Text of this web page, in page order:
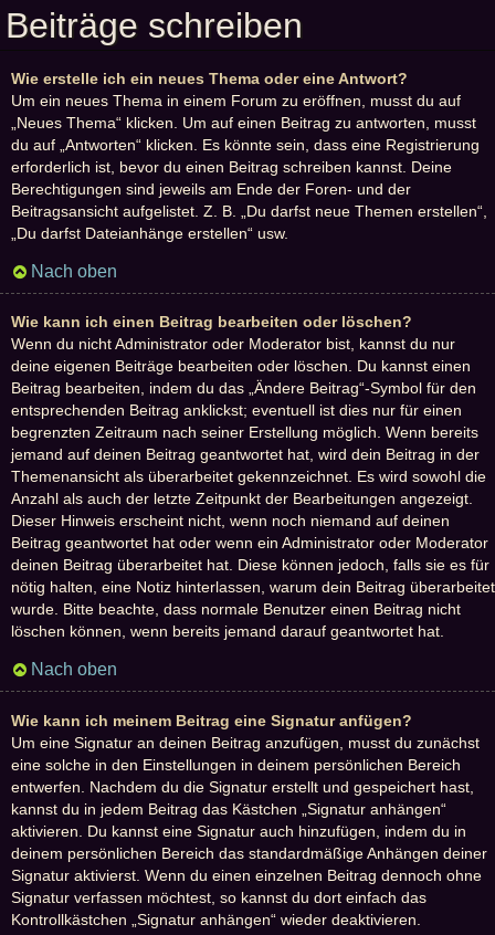
Beiträge schreiben
Wie erstelle ich ein neues Thema oder eine Antwort?
Um ein neues Thema in einem Forum zu eröffnen, musst du auf
„Neues Thema“ klicken. Um auf einen Beitrag zu antworten, musst
du auf „Antworten“ klicken. Es könnte sein, dass eine Registrierung
erforderlich ist, bevor du einen Beitrag schreiben kannst. Deine
Berechtigungen sind jeweils am Ende der Foren- und der
Beitragsansicht aufgelistet. Z. B. „Du darfst neue Themen erstellen“,
„Du darfst Dateianhänge erstellen“ usw.
Nach oben
Wie kann ich einen Beitrag bearbeiten oder löschen?
Wenn du nicht Administrator oder Moderator bist, kannst du nur
deine eigenen Beiträge bearbeiten oder löschen. Du kannst einen
Beitrag bearbeiten, indem du das „Ändere Beitrag“-Symbol für den
entsprechenden Beitrag anklickst; eventuell ist dies nur für einen
begrenzten Zeitraum nach seiner Erstellung möglich. Wenn bereits
jemand auf deinen Beitrag geantwortet hat, wird dein Beitrag in der
Themenansicht als überarbeitet gekennzeichnet. Es wird sowohl die
Anzahl als auch der letzte Zeitpunkt der Bearbeitungen angezeigt.
Dieser Hinweis erscheint nicht, wenn noch niemand auf deinen
Beitrag geantwortet hat oder wenn ein Administrator oder Moderator
deinen Beitrag überarbeitet hat. Diese können jedoch, falls sie es für
nötig halten, eine Notiz hinterlassen, warum dein Beitrag überarbeitet
wurde. Bitte beachte, dass normale Benutzer einen Beitrag nicht
löschen können, wenn bereits jemand darauf geantwortet hat.
Nach oben
Wie kann ich meinem Beitrag eine Signatur anfügen?
Um eine Signatur an deinen Beitrag anzufügen, musst du zunächst
eine solche in den Einstellungen in deinem persönlichen Bereich
entwerfen. Nachdem du die Signatur erstellt und gespeichert hast,
kannst du in jedem Beitrag das Kästchen „Signatur anhängen“
aktivieren. Du kannst eine Signatur auch hinzufügen, indem du in
deinem persönlichen Bereich das standardmäßige Anhängen deiner
Signatur aktivierst. Wenn du einen einzelnen Beitrag dennoch ohne
Signatur verfassen möchtest, so kannst du dort einfach das
Kontrollkästchen „Signatur anhängen“ wieder deaktivieren.